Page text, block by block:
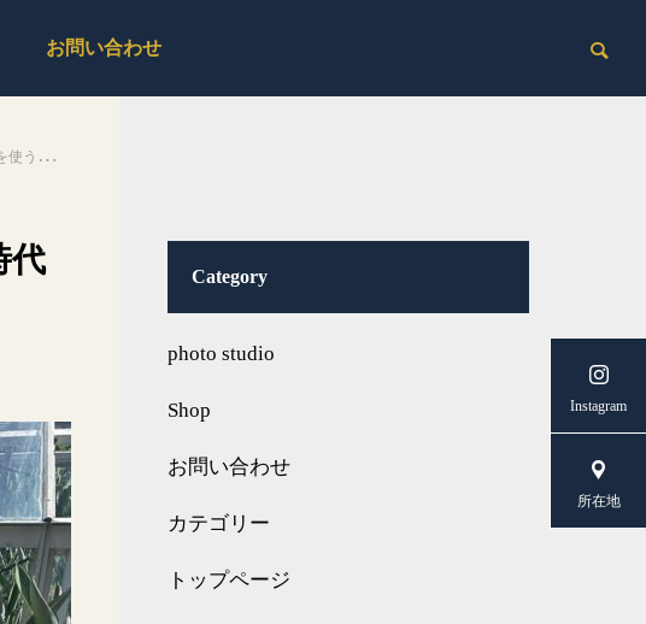
お問い合わせ
うか？
代
Category
photo studio
Shop
お問い合わせ
カテゴリー
トップページ
Instagram
所在地